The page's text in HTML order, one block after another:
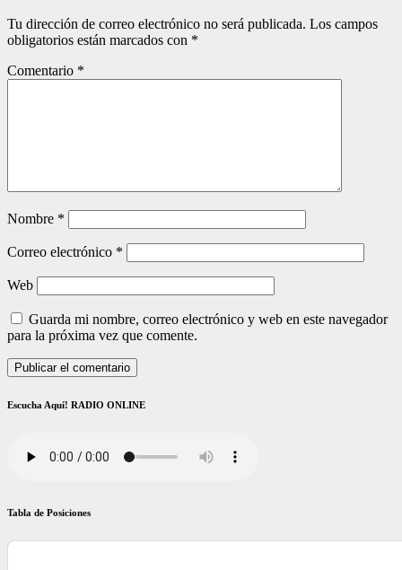
Tu dirección de correo electrónico no será publicada. Los campos
obligatorios están marcados con *
Comentario *
Nombre *
Correo electrónico *
Web
Guarda mi nombre, correo electrónico y web en este navegador
para la próxima vez que comente.
Escucha Aquí! RADIO ONLINE
Tabla de Posiciones